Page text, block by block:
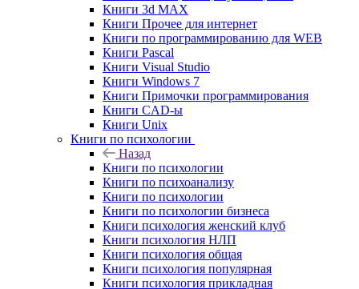
Книги 3d MAX
Книги Прочее для интернет
Книги по программированию для WEB
Книги Pascal
Книги Visual Studio
Книги Windows 7
Книги Примочки программирования
Книги CAD-ы
Книги Unix
Книги по психологии
Назад
Книги по психологии
Книги по психоанализу
Книги по психологии
Книги по психологии бизнеса
Книги психология женский клуб
Книги психология НЛП
Книги психология общая
Книги психология популярная
Книги психология прикладная